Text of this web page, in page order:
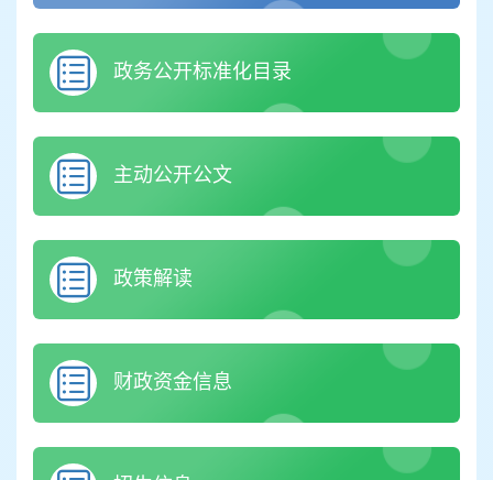
政务公开标准化目录
主动公开公文
政策解读
财政资金信息